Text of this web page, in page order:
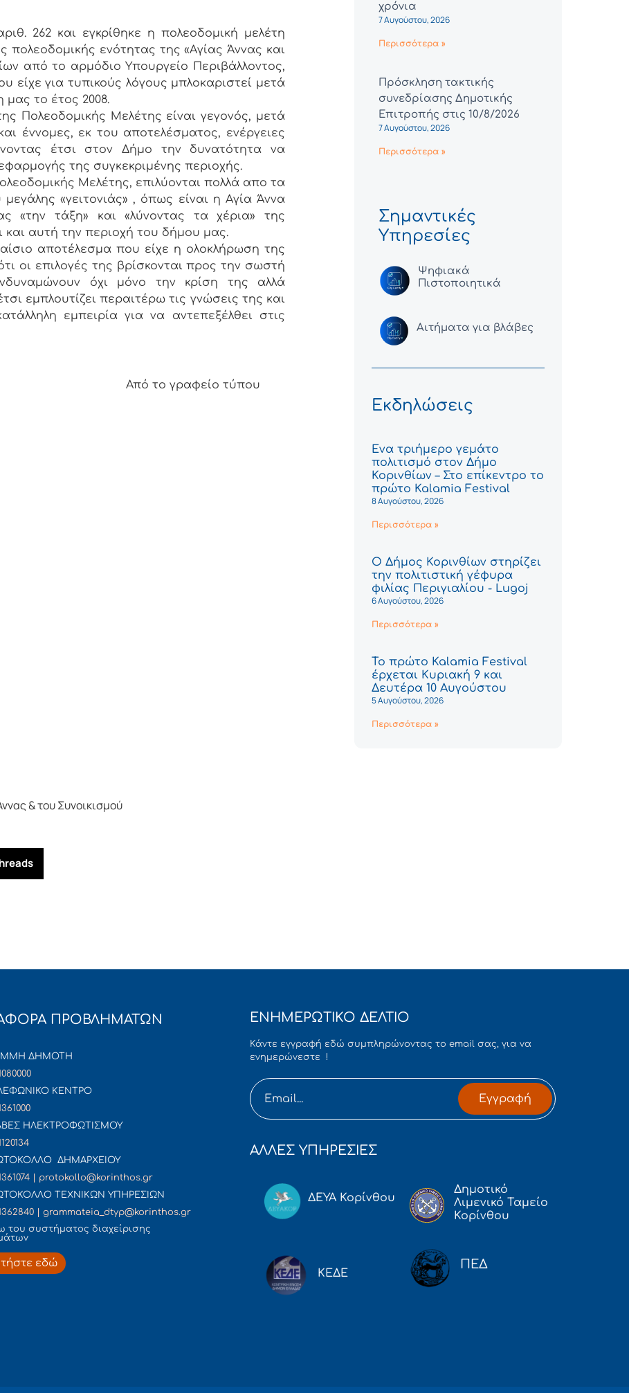
262 και εγκρίθηκε η πολεοδομική μελέτη
πολεοδομικής ενότητας της «Αγίας Άννας και
από το αρμόδιο Υπουργείο Περιβάλλοντος,
είχε για τυπικούς λόγους μπλοκαριστεί μετά
το έτος 2008.
Πολεοδομικής Μελέτης είναι γεγονός, μετά
έννομες, εκ του αποτελέσματος, ενέργειες
έτσι στον Δήμο την δυνατότητα να
της συγκεκριμένης περιοχής.
Μελέτης, επιλύονται πολλά απο τα
«γειτονιάς» , όπως είναι η Αγία Άννα
«την τάξη» και «λύνοντας τα χέρια» της
και αυτή την περιοχή του δήμου μας.
αποτέλεσμα που είχε η ολοκλήρωση της
οι επιλογές της βρίσκονται προς την σωστή
όχι μόνο την κρίση της αλλά
εμπλουτίζει περαιτέρω τις γνώσεις της και
εμπειρία για να αντεπεξέλθει στις
τύπου
χρόνια
7 Αυγούστου, 2026
Περισσότερα »
Πρόσκληση τακτικής
συνεδρίασης Δημοτικής
Επιτροπής στις 10/8/2026
7 Αυγούστου, 2026
Περισσότερα »
Σημαντικές
Υπηρεσίες
Ψηφιακά
Πιστοποιητικά
Αιτήματα για βλάβες
Εκδηλώσεις
Ένα τριήμερο γεμάτο
πολιτισμό στον Δήμο
Κορινθίων – Στο επίκεντρο το
πρώτο Kalamia Festival
8 Αυγούστου, 2026
Περισσότερα »
Ο Δήμος Κορινθίων στηρίζει
την πολιτιστική γέφυρα
φιλίας Περιγιαλίου - Lugoj
6 Αυγούστου, 2026
Περισσότερα »
Το πρώτο Kalamia Festival
έρχεται Κυριακή 9 και
Δευτέρα 10 Αυγούστου
5 Αυγούστου, 2026
Περισσότερα »
& του Συνοικισμού
ΠΡΟΒΛΗΜΑΤΩΝ
ΔΗΜΟΤΗ
ΚΕΝΤΡΟ
ΗΛΕΚΤΡΟΦΩΤΙΣΜΟΥ
ΔΗΜΑΡΧΕΙΟΥ
| protokollo@korinthos.gr
ΤΕΧΝΙΚΩΝ ΥΠΗΡΕΣΙΩΝ
| grammateia_dtyp@korinthos.gr
του συστήματος διαχείρισης
εδώ
ΕΝΗΜΕΡΩΤΙΚΟ ΔΕΛΤΙΟ
Κάντε εγγραφή εδώ συμπληρώνοντας το email σας, για να
ενημερώνεστε !
Εγγραφή
ΑΛΛΕΣ ΥΠΗΡΕΣΙΕΣ
ΔΕΥΑ Κορίνθου
Δημοτικό
Λιμενικό Ταμείο
Κορίνθου
ΚΕΔΕ
ΠΕΔ